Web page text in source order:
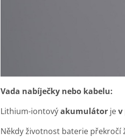
Vada nabíječky nebo kabelu:
Lithium-iontovýakumulátor jev
Někdy životnost baterie překročí